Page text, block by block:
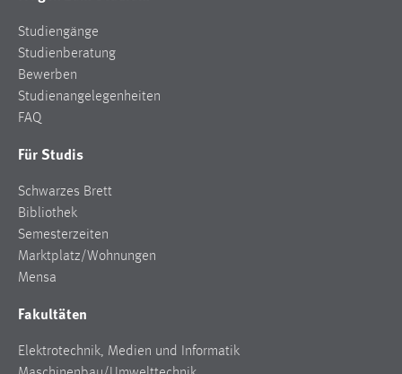
Studiengänge
Studienberatung
Bewerben
Studienangelegenheiten
FAQ
Für Studis
Schwarzes Brett
Bibliothek
Semesterzeiten
Marktplatz/Wohnungen
Mensa
Fakultäten
Elektrotechnik, Medien und Informatik